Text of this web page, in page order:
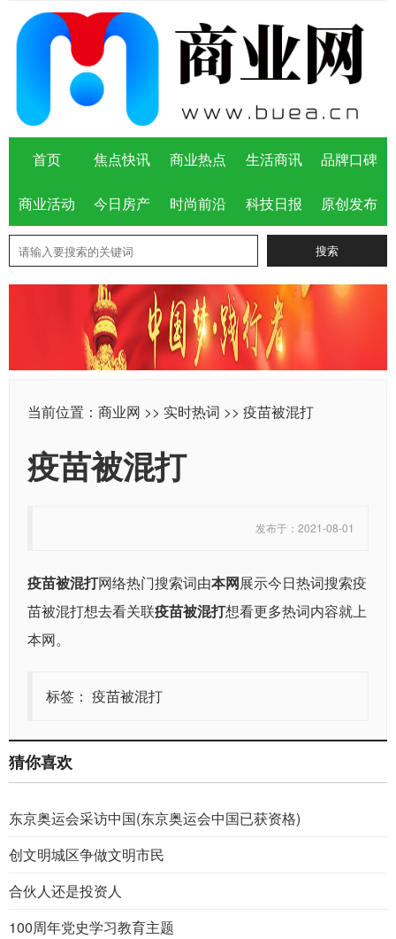
首页 焦点快讯 商业热点 生活商讯 品牌口碑
商业活动 今日房产 时尚前沿 科技日报 原创发布
当前位置： 商业网 >> 实时热词 >> 疫苗被混打
疫苗被混打
发布于：2021-08-01
疫苗被混打网络热门搜索词由本网展示今日热词搜索疫
苗被混打想去看关联疫苗被混打想看更多热词内容就上
本网。
标签： 疫苗被混打
猜你喜欢
东京奥运会采访中国(东京奥运会中国已获资格)
创文明城区争做文明市民
合伙人还是投资人
100周年党史学习教育主题